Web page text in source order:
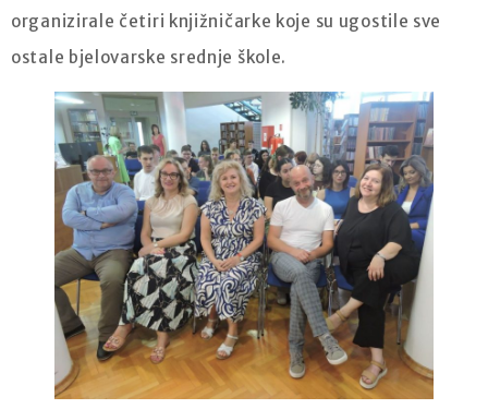
organizirale četiri knjižničarke koje su ugostile sve
ostale bjelovarske srednje škole.